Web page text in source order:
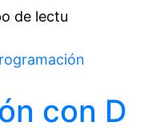
de lectu
con D